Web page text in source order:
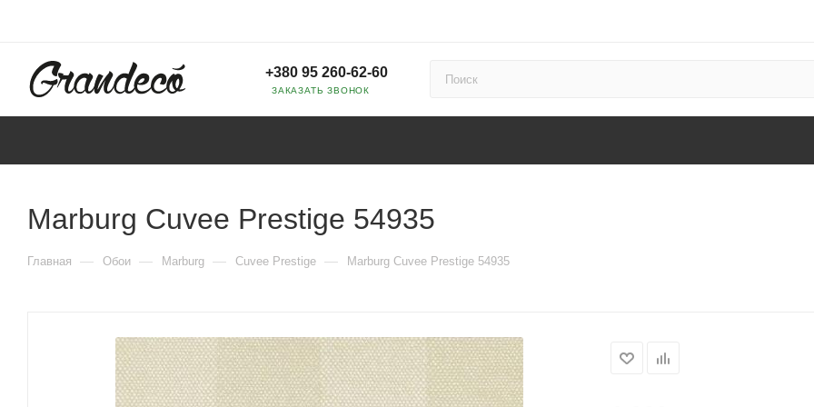
+380 95 260-62-60
ЗАКАЗАТЬ ЗВОНОК
Marburg Cuvee Prestige 54935
Главная — Обои — Marburg — Cuvee Prestige — Marburg Cuvee Prestige 54935